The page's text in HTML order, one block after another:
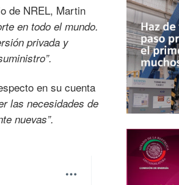
de NREL, Martin
en todo el mundo.
privada y
en su cuenta
las necesidades de
nuevas”.